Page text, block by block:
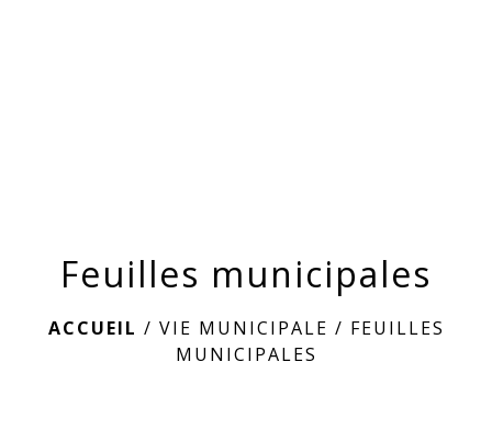
Feuilles municipales
ACCUEIL / VIE MUNICIPALE / FEUILLES
MUNICIPALES